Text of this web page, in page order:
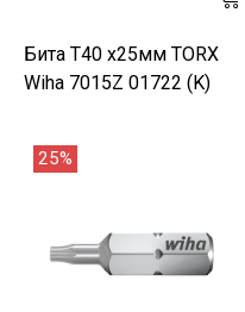
Бита T40 х25мм TORX
Wiha 7015Z 01722 (K)
25%